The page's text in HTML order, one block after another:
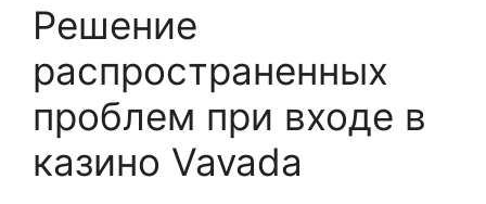
Решение
распространенных
проблем при входе в
казино Vavada